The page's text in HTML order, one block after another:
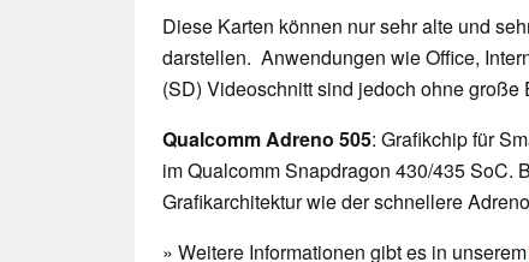
Diese Karten können nur sehr alte und
darstellen. Anwendungen wie Office,
(SD) Videoschnitt sind jedoch ohne
Qualcomm Adreno 505: Grafikchip für
im Qualcomm Snapdragon 430/435 SoC.
Grafikarchitektur wie der schnellere
» Weitere Informationen gibt es in unserem